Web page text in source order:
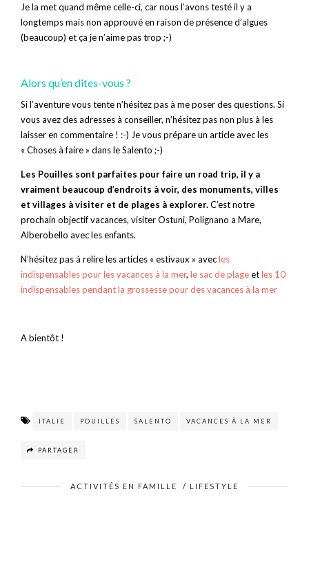
Je la met quand même celle-ci, car nous l’avons testé il y a
longtemps mais non approuvé en raison de présence d’algues
(beaucoup) et ça je n’aime pas trop ;-)
Alors qu’en dites-vous ?
Si l’aventure vous tente n’hésitez pas à me poser des questions. Si
vous avez des adresses à conseiller, n’hésitez pas non plus à les
laisser en commentaire ! :-) Je vous prépare un article avec les
« Choses à faire » dans le Salento ;-)
Les Pouilles sont parfaites pour faire un road trip, il y a
vraiment beaucoup d’endroits à voir, des monuments, villes
et villages à visiter et de plages à explorer.C’est notre
prochain objectif vacances, visiter Ostuni, Polignano a Mare,
Alberobello avec les enfants.
N’hésitez pas à relire les articles « estivaux » avecles
indispensables pour les vacances à la mer, le sac de plageetles 10
indispensables pendant la grossesse pour des vacances à la mer
A bientôt !
ITALIE POUILLES SALENTO VACANCES À LA MER
PARTAGER
ACTIVITÉS EN FAMILLE / LIFESTYLE